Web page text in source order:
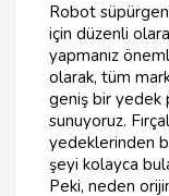
Robot
için düzenli
yapmanız
olarak, tüm
geniş bir yedek
sunuyoruz.
yedeklerinden
şeyi kolayca
Peki, neden